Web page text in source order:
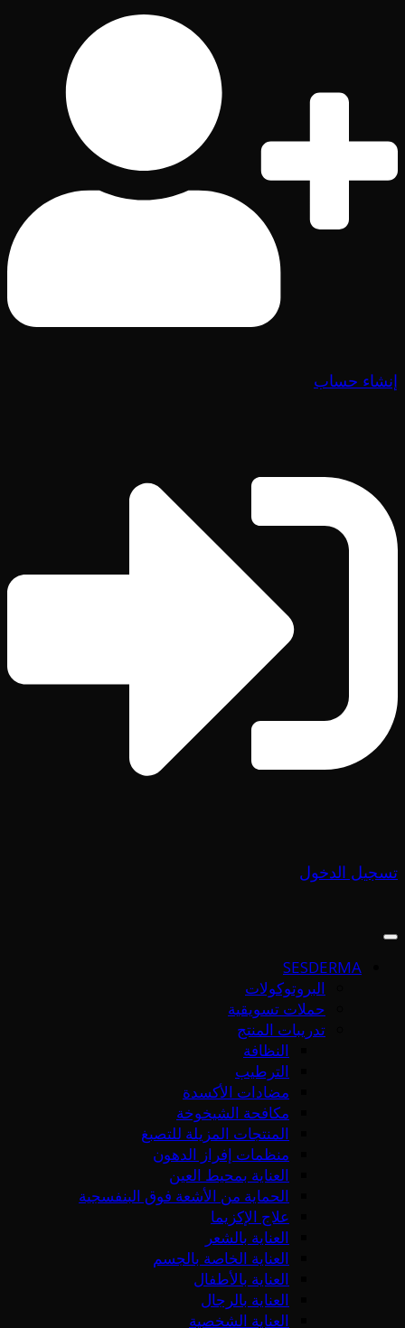
إنشاء حساب
تسجيل الدخول
SESDERMA
البروتوكولات
حملات تسويقية
تدريبات المنتج
النظافة
الترطيب
مضادات الأكسدة
مكافحة الشيخوخة
المنتجات المزيلة للتصبغ
منظمات إفراز الدهون
العناية بمحيط العين
الحماية من الأشعة فوق البنفسجية
علاج الإكزيما
العناية بالشعر
العناية الخاصة بالجسم
العناية بالأطفال
العناية بالرجال
العناية الشخصية